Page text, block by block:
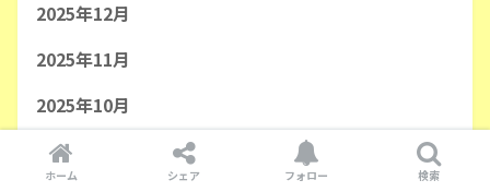
2025年12月
2025年11月
2025年10月
2025年9月
ホーム シェア フォロー 検索